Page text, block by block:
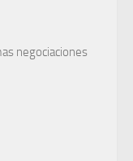
negociaciones